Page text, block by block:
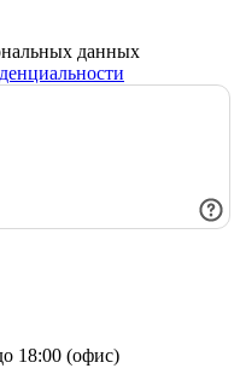
данных
18:00 (офис)